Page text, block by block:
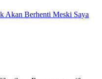
Akan Berhenti Meski Saya